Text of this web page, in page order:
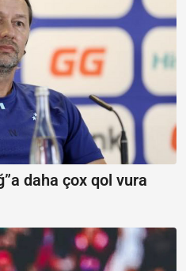
daha çox qol vura